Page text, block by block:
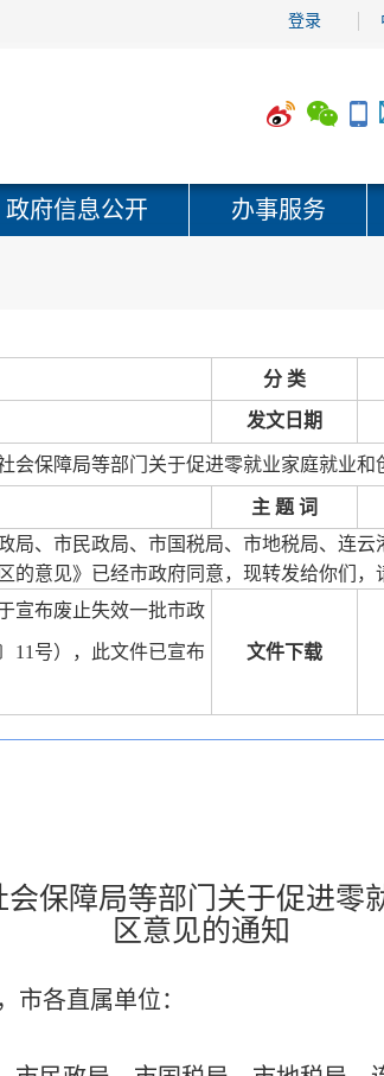
登录
政府信息公开 办事服务
分 类
发文日期
会保障局等部门关于促进零就业家庭就业和
主 题 词
局、市民政局、市国税局、市地税局、连
的意见》已经市政府同意，现转发给你们，
宣布废止失效一批市政
11号），此文件已宣布 文件下载
保障局等部门关于促进零
区意见的通知
市各直属单位：